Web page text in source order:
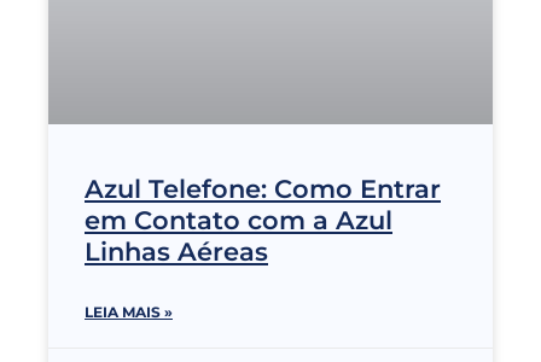
Azul Telefone: Como Entrar
em Contato com a Azul
Linhas Aéreas
LEIA MAIS »